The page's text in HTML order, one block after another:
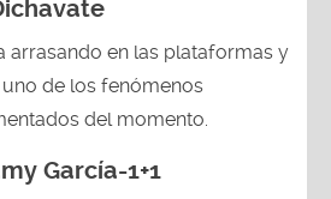
arrasando en las plataformas y
de los fenómenos
del momento.
García-1+1